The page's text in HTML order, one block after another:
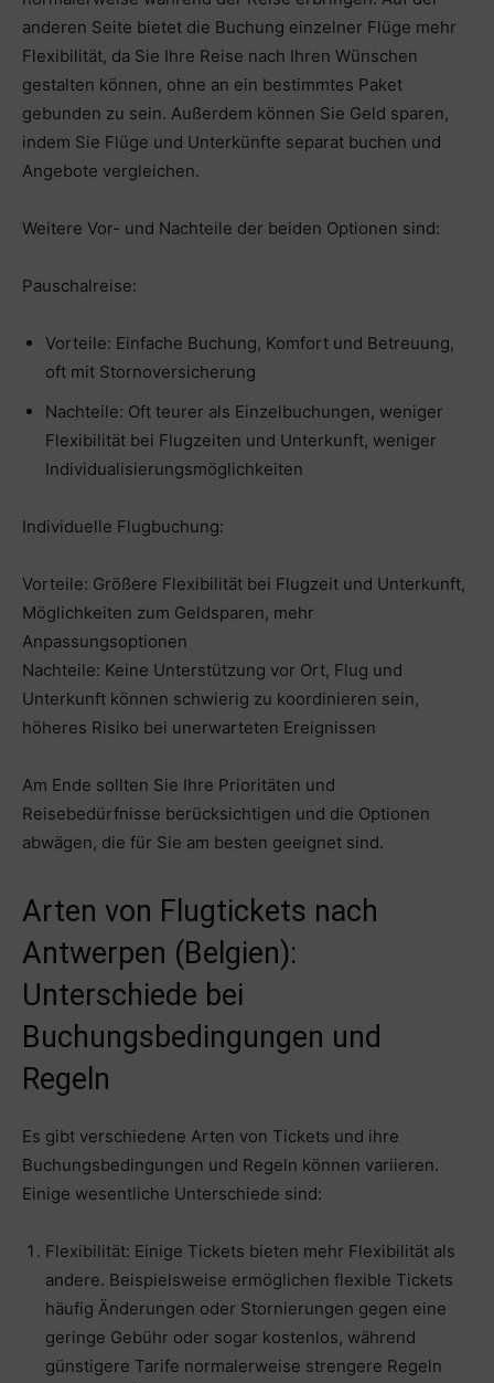
anderen Seite bietet die Buchung einzelner Flüge mehr
Flexibilität, da Sie Ihre Reise nach Ihren Wünschen
gestalten können, ohne an ein bestimmtes Paket
gebunden zu sein. Außerdem können Sie Geld sparen,
indem Sie Flüge und Unterkünfte separat buchen und
Angebote vergleichen.
Weitere Vor- und Nachteile der beiden Optionen sind:
Pauschalreise:
Vorteile: Einfache Buchung, Komfort und Betreuung,
oft mit Stornoversicherung
Nachteile: Oft teurer als Einzelbuchungen, weniger
Flexibilität bei Flugzeiten und Unterkunft, weniger
Individualisierungsmöglichkeiten
Individuelle Flugbuchung:
Vorteile: Größere Flexibilität bei Flugzeit und Unterkunft,
Möglichkeiten zum Geldsparen, mehr
Anpassungsoptionen
Nachteile: Keine Unterstützung vor Ort, Flug und
Unterkunft können schwierig zu koordinieren sein,
höheres Risiko bei unerwarteten Ereignissen
Am Ende sollten Sie Ihre Prioritäten und
Reisebedürfnisse berücksichtigen und die Optionen
abwägen, die für Sie am besten geeignet sind.
Arten von Flugtickets nach
Antwerpen (Belgien):
Unterschiede bei
Buchungsbedingungen und
Regeln
Es gibt verschiedene Arten von Tickets und ihre
Buchungsbedingungen und Regeln können variieren.
Einige wesentliche Unterschiede sind:
Flexibilität: Einige Tickets bieten mehr Flexibilität als
andere. Beispielsweise ermöglichen flexible Tickets
häufig Änderungen oder Stornierungen gegen eine
geringe Gebühr oder sogar kostenlos, während
günstigere Tarife normalerweise strengere Regeln